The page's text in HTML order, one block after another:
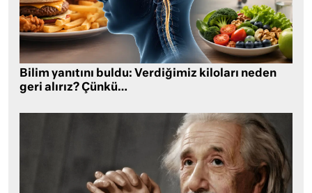
Bilim yanıtını buldu: Verdiğimiz kiloları neden
geri alırız? Çünkü…